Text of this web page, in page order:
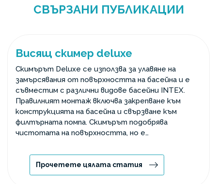
СВЪРЗАНИ ПУБЛИКАЦИИ
Висящ скимер deluxe
Скимърът Deluxe се използва за улавяне на
замърсявания от повърхността на басейна и е
съвместим с различни видове басейни INTEX.
Правилният монтаж включва закрепване към
конструкцията на басейна и свързване към
филтърната помпа. Скимърът подобрява
чистотата на повърхността, но е
пълна филтрация.
Прочетете цялата статия